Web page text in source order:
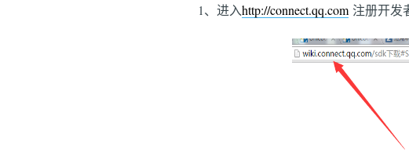
1、进入http://connect.qq.com 注册开发